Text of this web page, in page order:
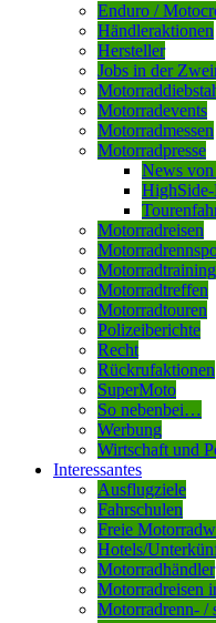
Enduro /
Händleraktionen
Hersteller
Jobs in der
Motorradevents
Motorradmessen
Motorradpresse
News
Motorradreisen
Motorradtreffen
Motorradtouren
Polizeiberichte
Recht
Rückrufaktionen
SuperMoto
So nebenbei…
Werbung
Wirtschaft und
Interessantes
Ausflugziele
Fahrschulen
Freie
Hotels/
Motorradhändler
Motorradreisen
Motorradrenn- /